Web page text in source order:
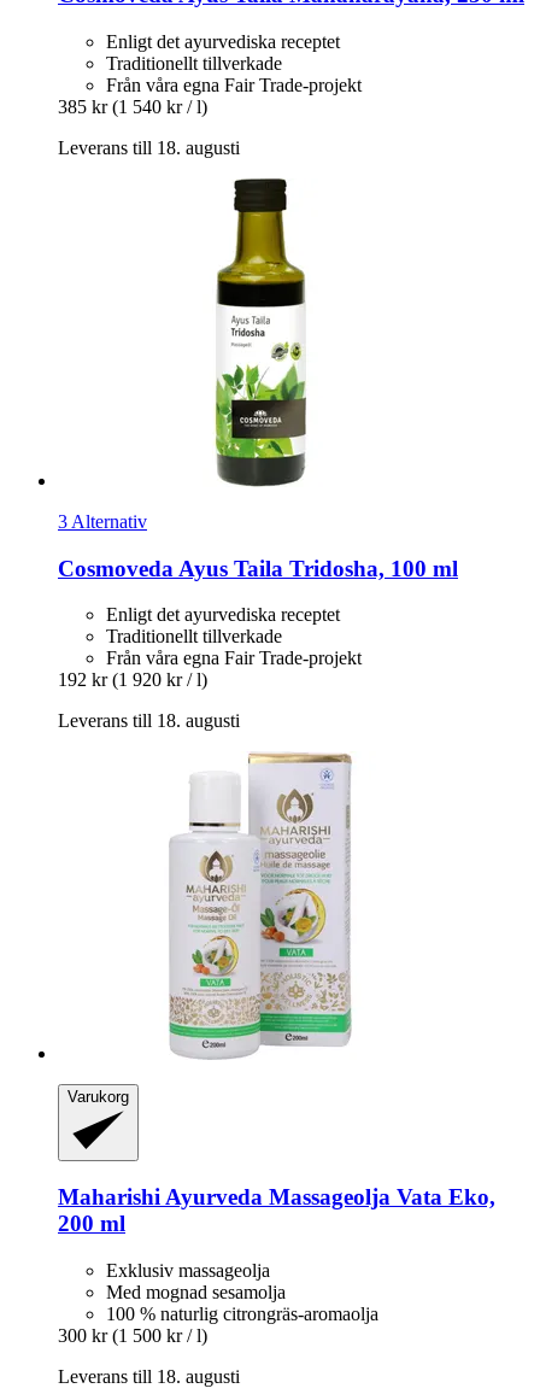
Enligt det ayurvediska receptet
Traditionellt tillverkade
Från våra egna Fair Trade-projekt
385 kr (1 540 kr / l)
Leverans till 18. augusti
3 Alternativ
Cosmoveda Ayus Taila Tridosha, 100 ml
Enligt det ayurvediska receptet
Traditionellt tillverkade
Från våra egna Fair Trade-projekt
192 kr (1 920 kr / l)
Leverans till 18. augusti
Varukorg
Maharishi Ayurveda Massageolja Vata Eko,
200 ml
Exklusiv massageolja
Med mognad sesamolja
100 % naturlig citrongräs-aromaolja
300 kr (1 500 kr / l)
Leverans till 18. augusti